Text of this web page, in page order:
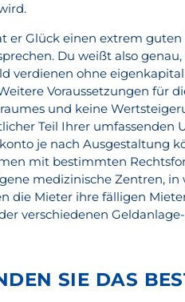
er Glück einen extrem
Du weißt also
verdienen ohne
Voraussetzungen für
und keine
Teil Ihrer umfassenden
je nach Ausgestaltung
mit bestimmten
medizinische Zentren, in
die Mieter ihre fälligen
verschiedenen
SIE DAS